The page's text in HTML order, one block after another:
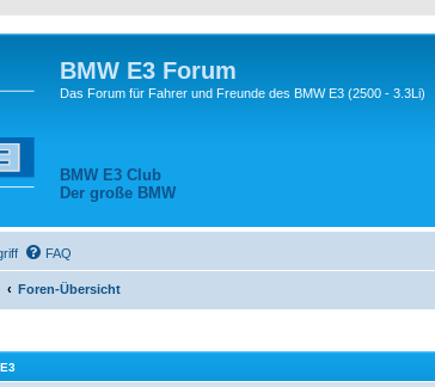
BMW E3 Forum
Das Forum für Fahrer und Freunde des BMW E3 (2500 - 3.3Li)
BMW E3 Club
Der große BMW
FAQ
Foren-Übersicht